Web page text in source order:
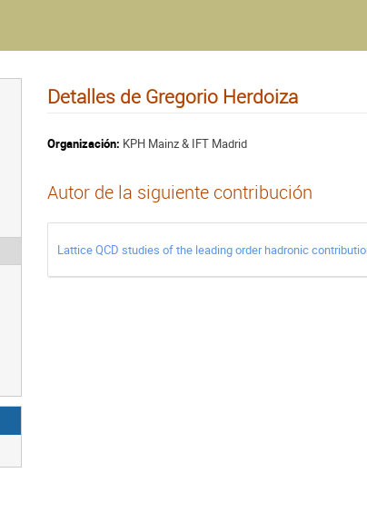
Detalles de Gregorio Herdoiza
Organización: KPH Mainz & IFT Madrid
Autor de la siguiente contribución
Lattice QCD studies of the leading order hadronic